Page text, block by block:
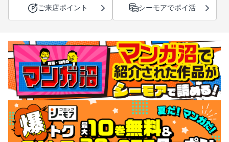
ご来店ポイント シーモアでポイ活